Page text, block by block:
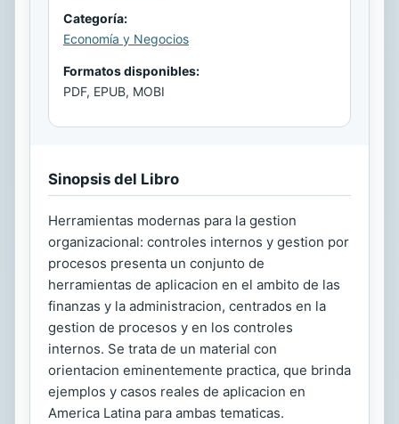
Categoría:
Economía y Negocios
Formatos disponibles:
PDF, EPUB, MOBI
Sinopsis del Libro
Herramientas modernas para la gestion
organizacional: controles internos y gestion por
procesos presenta un conjunto de
herramientas de aplicacion en el ambito de las
finanzas y la administracion, centrados en la
gestion de procesos y en los controles
internos. Se trata de un material con
orientacion eminentemente practica, que brinda
ejemplos y casos reales de aplicacion en
America Latina para ambas tematicas.